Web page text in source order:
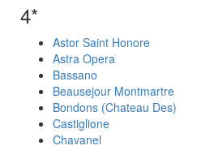
4*
Astor Saint Honore
Astra Opera
Bassano
Beausejour Montmartre
Bondons (Chateau Des)
Castiglione
Chavanel